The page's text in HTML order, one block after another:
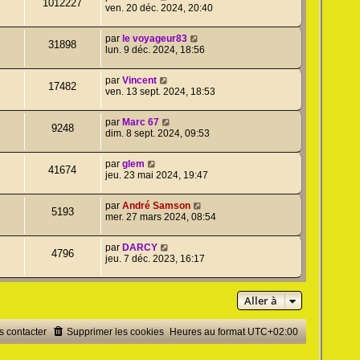
1012227
ven. 20 déc. 2024, 20:40
31898 par le voyageur83
lun. 9 déc. 2024, 18:56
17482 par Vincent
ven. 13 sept. 2024, 18:53
9248 par Marc 67
dim. 8 sept. 2024, 09:53
41674 par glem
jeu. 23 mai 2024, 19:47
5193 par André Samson
mer. 27 mars 2024, 08:54
4796 par DARCY
jeu. 7 déc. 2023, 16:17
Aller à
Heures au format UTC+02:00
Supprimer les cookies
contacter